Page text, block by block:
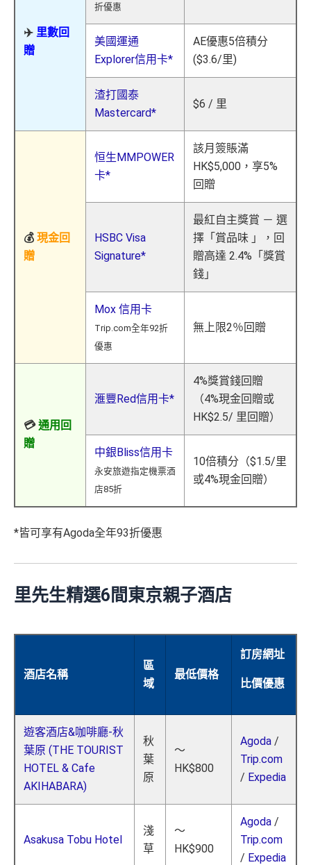
✈️ 里數回
贈
折優惠
美國運通
Explorer信用卡*
AE優惠5倍積分
($3.6/里)
渣打國泰
Mastercard*
$6 / 里
💰 現金回
贈
恒生MMPOWER
卡*
該月簽賬滿
HK$5,000，享5%
回贈
HSBC Visa
Signature*
最紅自主獎賞 － 選
擇「賞品味 」，回
贈高達 2.4%「獎賞
錢」
Mox 信用卡
Trip.com全年92折
優惠
無上限2％回贈
💳通用回
贈
滙豐Red信用卡*
4%獎賞錢回贈
（4%現金回贈或
HK$2.5/ 里回贈）
中銀Bliss信用卡
永安旅遊指定機票酒
店85折
10倍積分（$1.5/里
或4%現金回贈）
*皆可享有Agoda全年93折優惠
里先生精選6間東京親子酒店
酒店名稱
區
域
最低價格
訂房網址
比價優惠
遊客酒店&咖啡廳-秋
葉原 (THE TOURIST
HOTEL & Cafe
AKIHABARA)
秋
葉
原
～
HK$800
Agoda /
Trip.com
/ Expedia
Asakusa Tobu Hotel
淺
草
～
HK$900
Agoda /
Trip.com
/ Expedia